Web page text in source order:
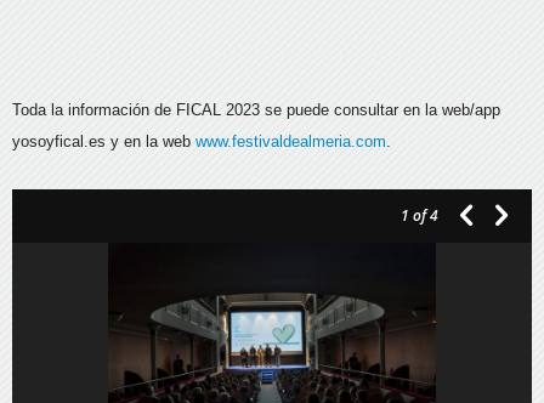
Toda la información de FICAL 2023 se puede consultar en la web/app
yosoyfical.es y en la web www.festivaldealmeria.com
1 of 4